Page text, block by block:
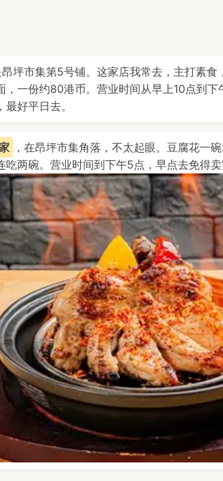
昂坪市集第5号铺。这家店我常去，主打素
，一份约80港币。营业时间从早上10点到
好平日去。
，在昂坪市集角落，不太起眼。豆腐花一
两碗。营业时间到下午5点，早点去免得卖